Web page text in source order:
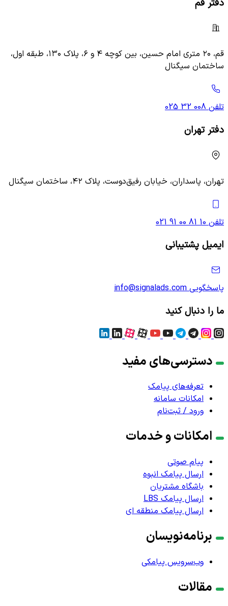
قم، ۲۰ متری امام حسین، بین کوچه ۴ و ۶، پلاک ۱۳۰، طبقه اول،
ساختمان سیگنال
تلفن 025 32 008
دفتر تهران
تهران، پاسداران، خیابان رفیق‌دوست، پلاک ۴۲، ساختمان سیگنال
تلفن 021 91 00 81 10
ایمیل پشتیبانی
پاسخگویی info@signalads.com
ما را دنبال کنید
دسترسی‌های مفید
تعرفه‌های پیامک
امکانات سامانه
ورود / ثبت‌نام
امکانات و خدمات
پیام صوتی
ارسال پیامک انبوه
باشگاه مشتریان
ارسال پیامک LBS
ارسال پیامک منطقه ای
برنامه‌نویسان
وب‌سرویس پیامکی
مقالات